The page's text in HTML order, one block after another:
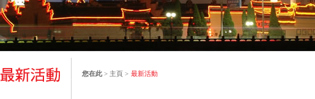
您在此> 主頁 > 最新活動